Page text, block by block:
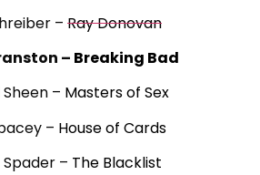
– Ray Donovan
– Breaking Bad
– Masters of Sex
– House of Cards
– The Blacklist